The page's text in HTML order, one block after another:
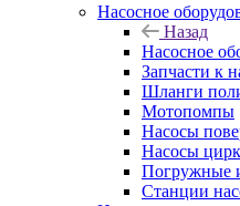
Насосное
Назад
Насосное
Запчасти к
Шланги
Мотопомпы
Насосы
Насосы
Погружные
Станции